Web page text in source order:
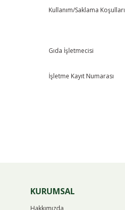
Kullanım/Saklama Koşulları
Gıda İşletmecisi
İşletme Kayıt Numarası
KURUMSAL
Hakkımızda